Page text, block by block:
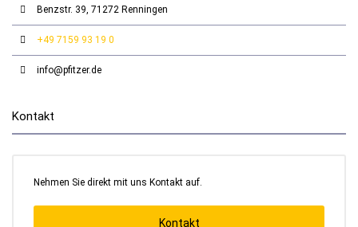
Benzstr. 39, 71272 Renningen
+49 7159 93 19 0
info@pfitzer.de
Kontakt
Nehmen Sie direkt mit uns Kontakt auf.
Kontakt